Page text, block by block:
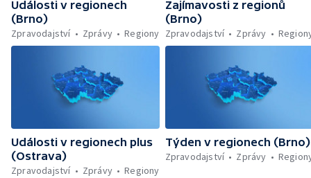
Události v regionech
(Brno)
Zpravodajství
Zprávy Regiony
Zajímavosti z regionů
(Brno)
Zpravodajství
Zprávy
Události v regionech plus
(Ostrava)
Zpravodajství
Zprávy Regiony
Týden v regionech (Brno)
Zpravodajství
Zprávy